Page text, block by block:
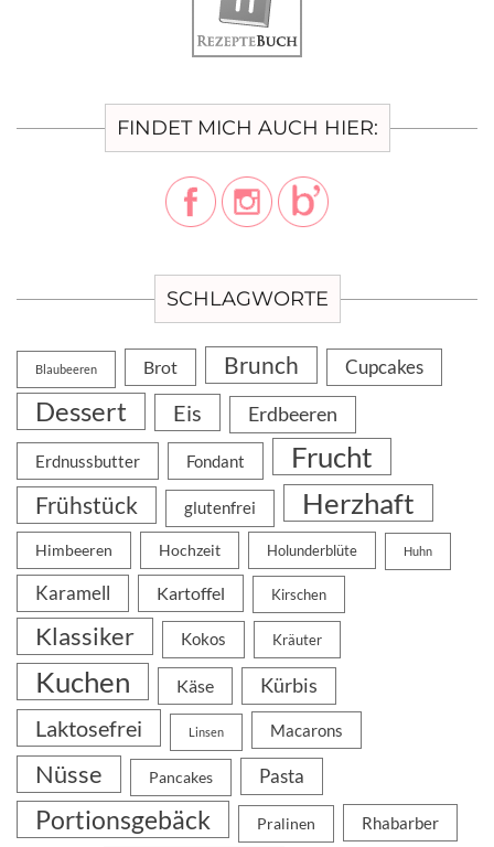
FINDET MICH AUCH HIER:
SCHLAGWORTE
Blaubeeren Brot Brunch Cupcakes
Dessert Eis Erdbeeren
Erdnussbutter Fondant Frucht
Frühstück glutenfrei Herzhaft
Himbeeren Hochzeit Holunderblüte Huhn
Karamell Kartoffel Kirschen
Klassiker Kokos Kräuter
Kuchen Käse Kürbis
Laktosefrei Linsen Macarons
Nüsse Pancakes Pasta
Portionsgebäck Pralinen Rhabarber